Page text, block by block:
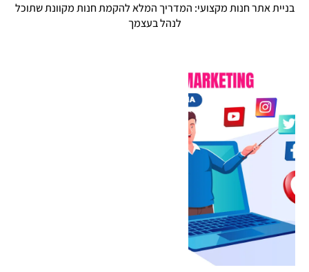
בניית אתר חנות מקצועי: המדריך המלא להקמת חנות מקוונת שתוכל
לנהל בעצמך